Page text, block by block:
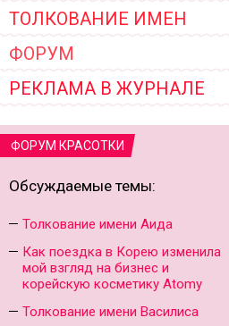
ТОЛКОВАНИЕ ИМЕН
ФОРУМ
РЕКЛАМА В ЖУРНАЛЕ
ФОРУМ КРАСОТКИ
Обсуждаемые темы:
Толкование имени Аида
Как поездка в Корею изменила
мой взгляд на бизнес и
корейскую косметику Atomy
Толкование имени Василиса